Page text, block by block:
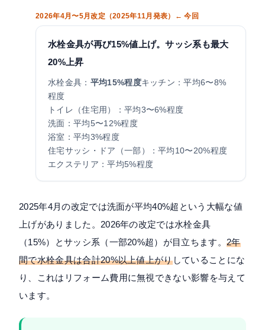
2026年4月〜5月改定（2025年11月発表）← 今回
水栓金具が再び15%値上げ。サッシ系も最大
20%上昇
水栓金具： 平均15%程度キッチン：平均6〜8%
程度
トイレ（住宅用）：平均3〜6%程度
洗面：平均5〜12%程度
浴室：平均3%程度
住宅サッシ・ドア（一部）：平均10〜20%程度
エクステリア：平均5%程度
2025年4月の改定では洗面が平均40%超という大幅な値
上げがありました。2026年の改定では水栓金具
（15%）とサッシ系（一部20%超）が目立ちます。 2年
間で水栓金具は合計20%以上値上がりしていることにな
り、これはリフォーム費用に無視できない影響を与えて
います。